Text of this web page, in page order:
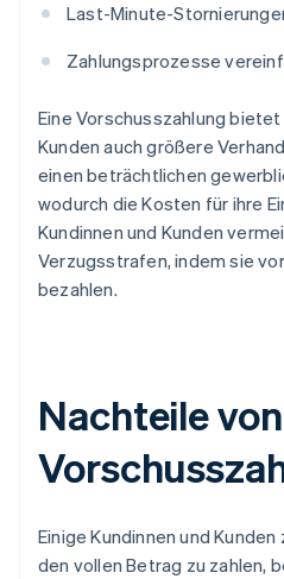
Last-Minute-
Zahlungsprozesse
Eine Vorschusszahlung
Kunden auch größere
einen beträchtlichen
wodurch die Kosten für ihre
Kundinnen und Kunden
Verzugsstrafen, indem sie
bezahlen.
Nachteile von
Einige Kundinnen und
den vollen Betrag zu zahlen,